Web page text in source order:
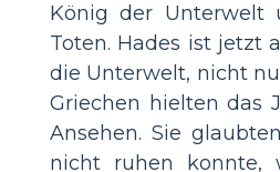
König der Unterwelt
Toten. Hades ist jetzt
die Unterwelt, nicht
Griechen hielten das
Ansehen. Sie
nicht ruhen konnte,